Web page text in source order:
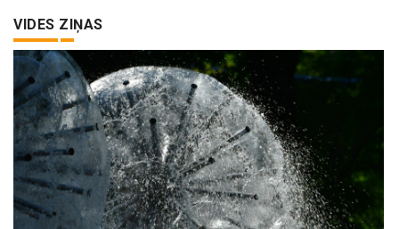
VIDES ZIŅAS